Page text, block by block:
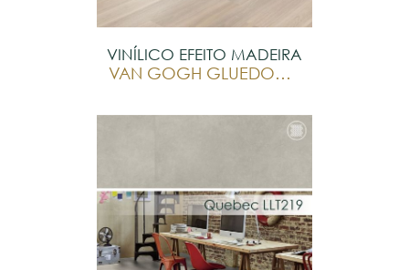
VINÍLICO EFEITO MADEIRA
VAN GOGH GLUEDOWN